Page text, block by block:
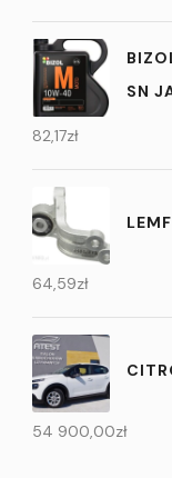
SN
82,17zł
64,59zł
54 900,00zł